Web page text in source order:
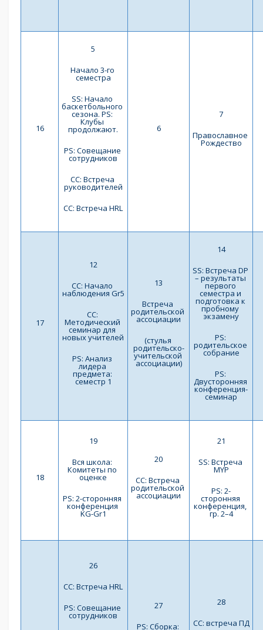
16
5
Начало 3-го
семестра
SS: Начало
баскетбольного
сезона. PS:
Клубы
продолжают.
PS: Совещание
сотрудников
СС: Встреча
руководителей
СС: Встреча HRL
6
7
Православное
Рождество
17
12
СС: Начало
наблюдения Gr5
СС:
Методический
семинар для
новых учителей
PS: Анализ
лидера
предмета:
семестр 1
13
Встреча
родительской
ассоциации
(стулья
родительско-
учительской
ассоциации)
14
SS: Встреча DP
– результаты
первого
семестра и
подготовка к
пробному
экзамену
PS:
родительское
собрание
PS:
Двусторонняя
конференция-
семинар
18
19
Вся школа:
Комитеты по
оценке
PS: 2-сторонняя
конференция
KG-Gr1
20
СС: Встреча
родительской
ассоциации
21
SS: Встреча
MYP
PS: 2-
сторонняя
конференция,
гр. 2–4
26
СС: Встреча HRL
PS: Совещание
сотрудников
27
PS: Сборка:
28
СС: встреча ПД